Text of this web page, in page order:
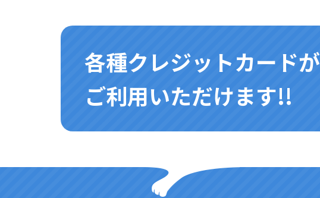
各種クレジットカードが
ご利用いただけます!!